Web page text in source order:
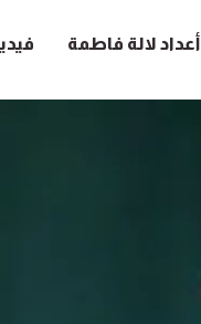
أعداد لالة فاطمة